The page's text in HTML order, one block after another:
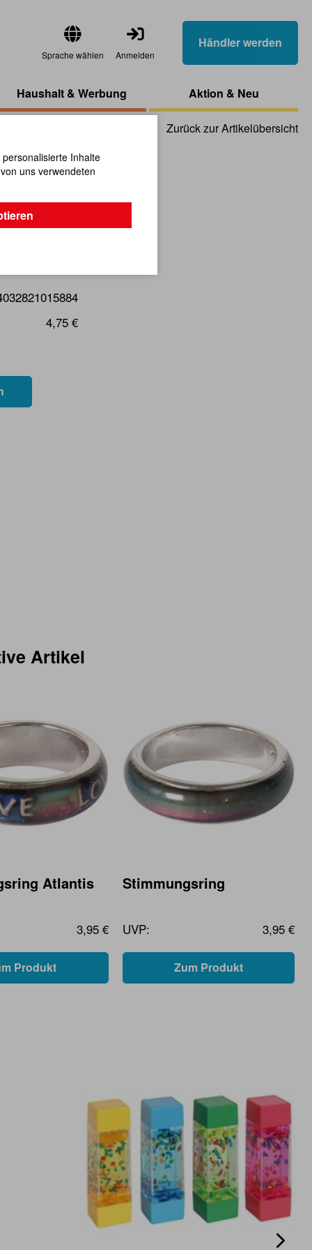
Sprache wählen Anmelden
Händler werden
Haushalt & Werbung Aktion & Neu
Zurück zur Artikelübersicht
4,75 €
Artikel
Atlantis
3,95 €
Produkt
Stimmungsring
UVP: 3,95 €
Zum Produkt
Inhalte
uns verwendeten